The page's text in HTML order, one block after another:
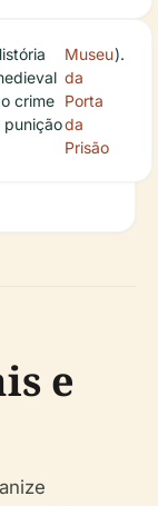
crime
punição
Museu
da
Porta
da
Prisão
).
e